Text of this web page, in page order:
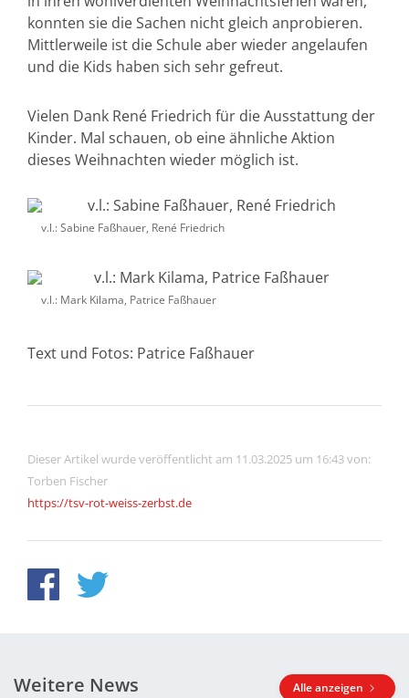
konnten sie die Sachen nicht gleich anprobieren.
Mittlerweile ist die Schule aber wieder angelaufen
und die Kids haben sich sehr gefreut.
Vielen Dank René Friedrich für die Ausstattung der
Kinder. Mal schauen, ob eine ähnliche Aktion
dieses Weihnachten wieder möglich ist.
v.l.: Sabine Faßhauer, René Friedrich
v.l.: Mark Kilama, Patrice Faßhauer
Text und Fotos: Patrice Faßhauer
Dieser Artikel wurde veröffentlicht am 11.03.2025 um 16:43 von:
Torben Fischer
https://tsv-rot-weiss-zerbst.de
Weitere News Alle anzeigen